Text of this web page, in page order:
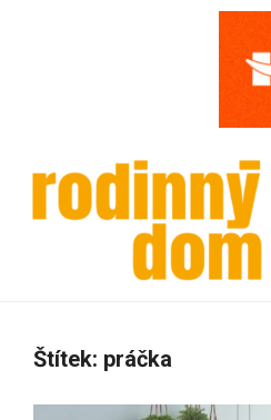
Štítek: práčka